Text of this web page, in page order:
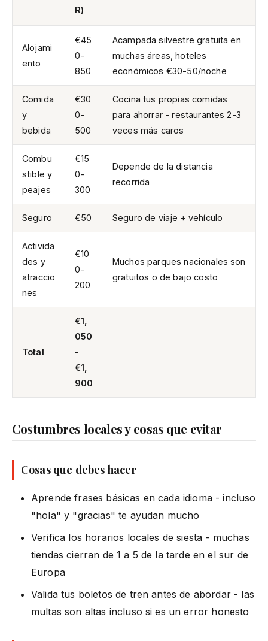
R)
Alojami
ento
€45
0-
850
Acampada silvestre gratuita en
muchas áreas, hoteles
económicos €30-50/noche
Comida
y
bebida
€30
0-
500
Cocina tus propias comidas
para ahorrar - restaurantes 2-3
veces más caros
Combu
stible y
peajes
€15
0-
300
Depende de la distancia
recorrida
Seguro €50 Seguro de viaje + vehículo
Activida
des y
atraccio
nes
€10
0-
200
Muchos parques nacionales son
gratuitos o de bajo costo
Total
€1,
050
-
€1,
900
Costumbres locales y cosas que evitar
Cosas que debes hacer
Aprende frases básicas en cada idioma - incluso
"hola" y "gracias" te ayudan mucho
Verifica los horarios locales de siesta - muchas
tiendas cierran de 1 a 5 de la tarde en el sur de
Europa
Valida tus boletos de tren antes de abordar - las
multas son altas incluso si es un error honesto